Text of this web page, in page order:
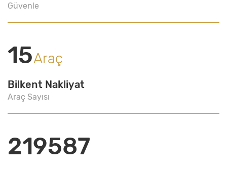
Güvenle
15Araç
Bilkent Nakliyat
Araç Sayısı
219587